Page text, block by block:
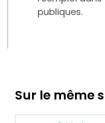
publiques.
Sur le même